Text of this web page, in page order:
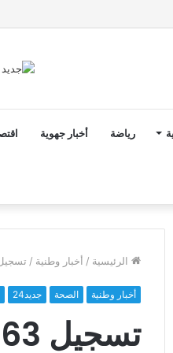
الاجتماعية والمجالية خيار استراتيجي للبلاد
رياضة أخبار جهوية
الرئيسية / أخبار وطنية / تسجيل 63 إصابة مؤكدة بفيروس كورونا والحصيلة ترتفع إلى
أخبار وطنية الصحة جديد24